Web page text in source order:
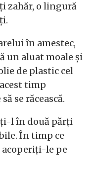
zahăr, o lingură
în amestec,
un aluat moale și
de plastic cel
timp
se răcească.
l în două părți
În timp ce
le pe